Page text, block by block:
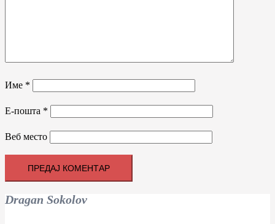
Име *
Е-пошта *
Веб место
Dragan Sokolov